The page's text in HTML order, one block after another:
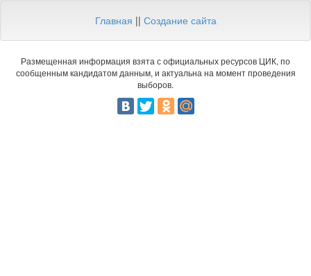
Главная || Создание сайта
Размещенная информация взята с официальных ресурсов ЦИК, по
сообщенным кандидатом данным, и актуальна на момент проведения
выборов.